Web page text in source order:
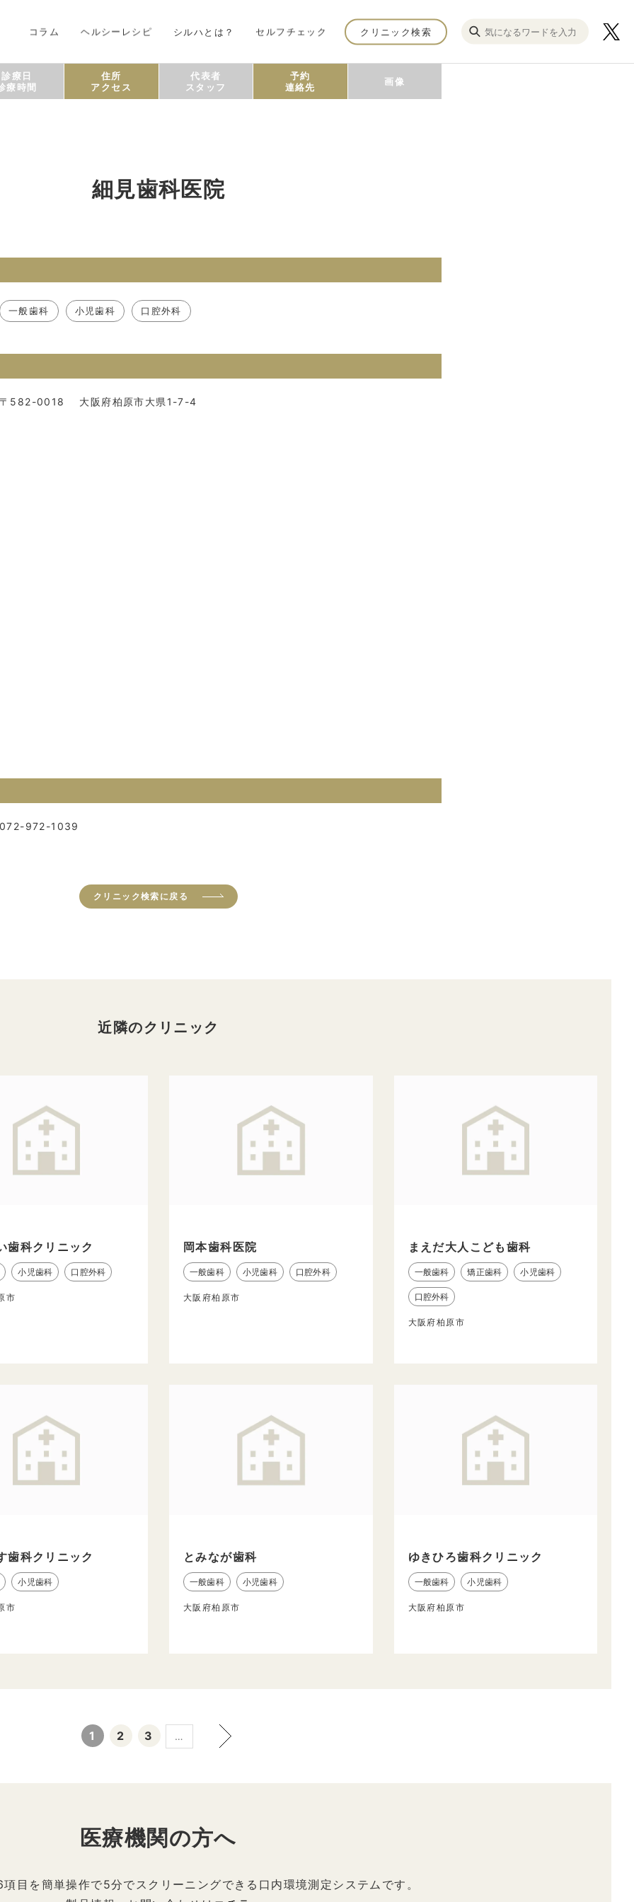
コラム ヘルシーレシピ シルハとは？ セルフチェック クリニック検索
診療日
療時間
住所
アクセス
代表者
スタッフ
予約
連絡先
画像
細見歯科医院
一般歯科 小児歯科 口腔外科
〒582-0018 大阪府柏原市大県1-7-4
072-972-1039
クリニック検索に戻る
近隣のクリニック
歯科クリニック
小児歯科 口腔外科
市
岡本歯科医院
一般歯科 小児歯科 口腔外科
大阪府柏原市
まえだ大人こども歯科
一般歯科 矯正歯科 小児歯科
口腔外科
大阪府柏原市
歯科クリニック
小児歯科
市
とみなが歯科
一般歯科 小児歯科
大阪府柏原市
ゆきひろ歯科クリニック
一般歯科 小児歯科
大阪府柏原市
1 2 3 …
医療機関の方へ
目を簡単操作で5分でスクリーニングできる口内環境測定システムです。